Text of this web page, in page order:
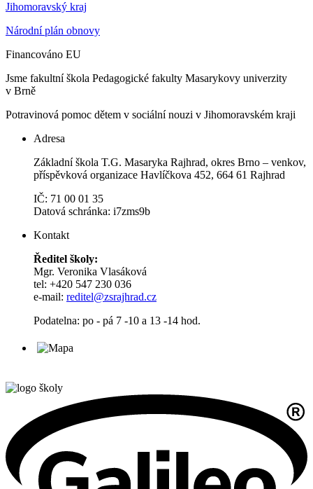
Jihomoravský kraj
Národní plán obnovy
Financováno EU
Jsme fakultní škola Pedagogické fakulty Masarykovy univerzity
v Brně
Potravinová pomoc dětem v sociální nouzi v Jihomoravském kraji
Adresa
Základní škola T.G. Masaryka Rajhrad, okres Brno – venkov,
příspěvková organizace Havlíčkova 452, 664 61 Rajhrad
IČ: 71 00 01 35
Datová schránka: i7zms9b
Kontakt
Ředitel školy:
Mgr. Veronika Vlasáková
tel: +420 547 230 036
e-mail: reditel@zsrajhrad.cz
Podatelna: po - pá 7 -10 a 13 -14 hod.